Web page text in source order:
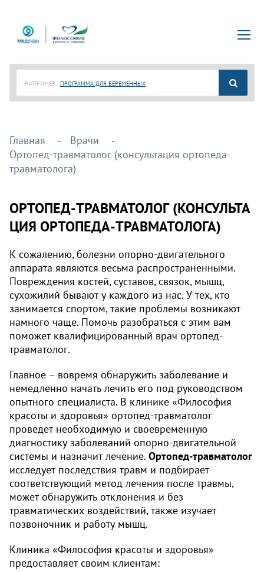
НАПРИМЕР: ПРОГРАММА ДЛЯ БЕРЕМЕННЫХ
Главная
Врачи
Ортопед-травматолог (консультация ортопеда-
травматолога)
ОРТОПЕД-ТРАВМАТОЛОГ (КОНСУЛЬТА
ЦИЯ ОРТОПЕДА-ТРАВМАТОЛОГА)
К сожалению, болезни опорно-двигательного
аппарата являются весьма распространенными.
Повреждения костей, суставов, связок, мышц,
сухожилий бывают у каждого из нас. У тех, кто
занимается спортом, такие проблемы возникают
намного чаще. Помочь разобраться с этим вам
поможет квалифицированный врач ортопед-
травматолог.
Главное – вовремя обнаружить заболевание и
немедленно начать лечить его под руководством
опытного специалиста. В клинике «Философия
красоты и здоровья» ортопед-травматолог
проведет необходимую и своевременную
диагностику заболеваний опорно-двигательной
системы и назначит лечение. Ортопед-травматолог
исследует последствия травм и подбирает
соответствующий метод лечения после травмы,
может обнаружить отклонения и без
травматических воздействий, также изучает
позвоночник и работу мышц.
Клиника «Философия красоты и здоровья»
предоставляет своим клиентам: